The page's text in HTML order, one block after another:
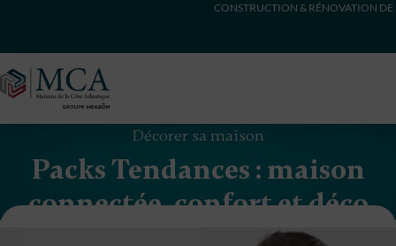
CONSTRUCTION & RÉNOVATION DE
Décorer sa maison
Packs Tendances : maison
connectée, confort et déco